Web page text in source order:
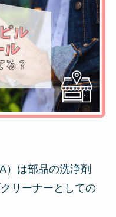
）は部品の洗浄剤
リーナーとしての